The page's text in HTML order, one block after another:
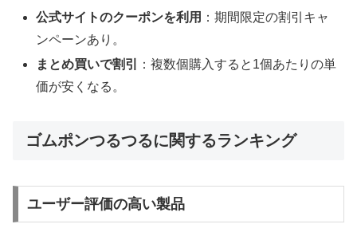
公式サイトのクーポンを利用 ：期間限定の割引キャ
ンペーンあり。
まとめ買いで割引
：複数個購入すると1個あたりの単
価が安くなる。
ゴムポンつるつるに関するランキング
ユーザー評価の高い製品